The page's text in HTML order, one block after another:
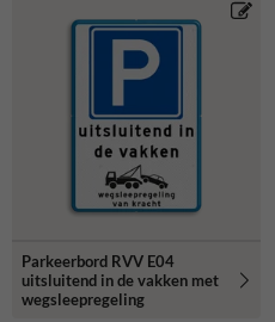
Parkeerbord RVV E04
uitsluitend in de vakken met
wegsleepregeling